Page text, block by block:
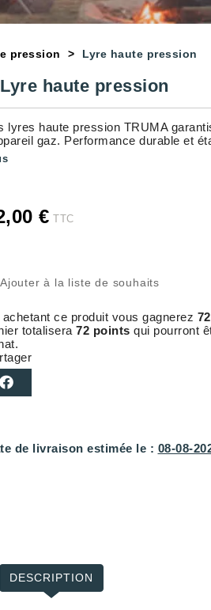
pression Lyre haute pression
Lyre haute pression
lyres haute pression TRUMA
gaz. Performance durable et
€ TTC
Ajouter à la liste de souhaits
achetant ce produit vous gagnerez
totalisera 72 points qui pourront
de livraison estimée le : 08-08-
DESCRIPTION